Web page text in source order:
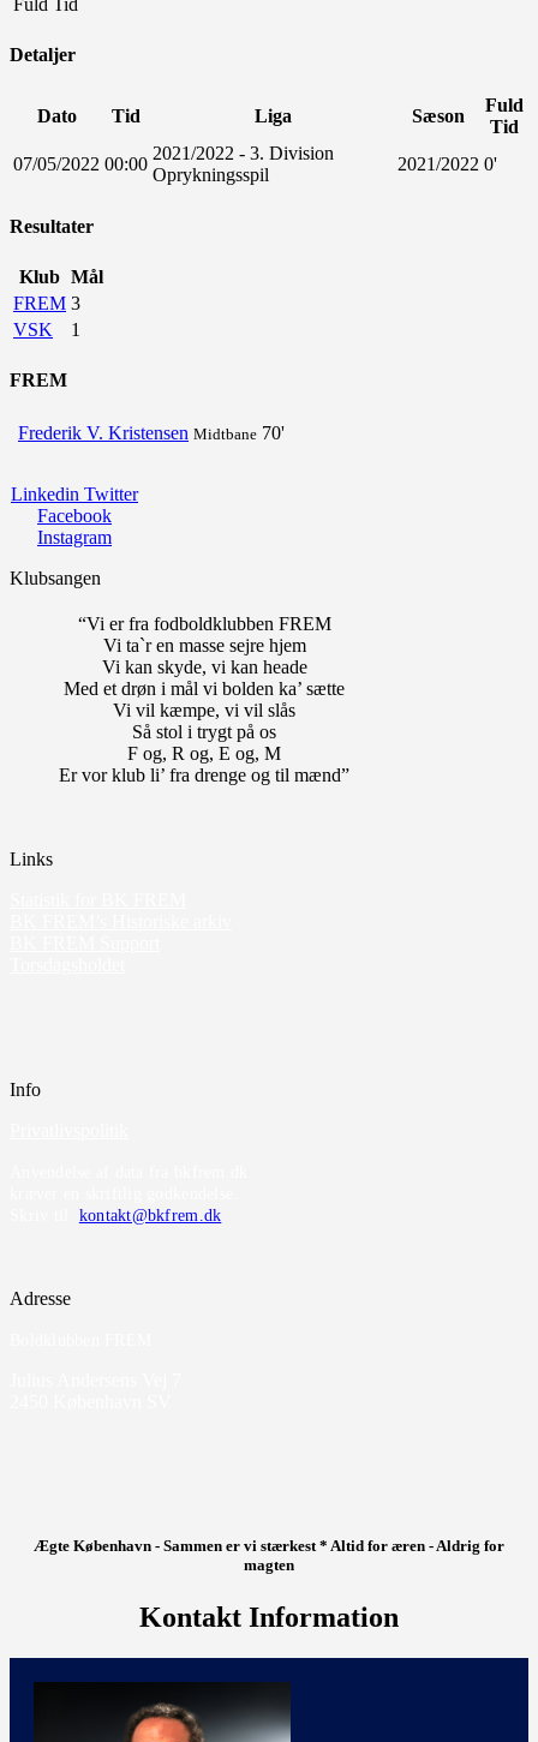
Fuld Tid
Detaljer
Dato Tid Liga Sæson
Fuld
Tid
07/05/2022 00:00
2021/2022 - 3. Division
Oprykningsspil
2021/2022 0'
Resultater
Klub Mål
FREM 3
VSK
1
FREM
Frederik V. Kristensen Midtbane 70'
Linkedin Twitter
Facebook
Instagram
Klubsangen
“Vi er fra fodboldklubben FREM
Vi ta`r en masse sejre hjem
Vi kan skyde, vi kan heade
Med et drøn i mål vi bolden ka’ sætte
Vi vil kæmpe, vi vil slås
Så stol i trygt på os
F og, R og, E og, M
Er vor klub li’ fra drenge og til mænd”
Links
Info
kontakt@bkfrem.dk
Adresse
Ægte København - Sammen er vi stærkest * Altid for æren - Aldrig for
magten
Kontakt Information